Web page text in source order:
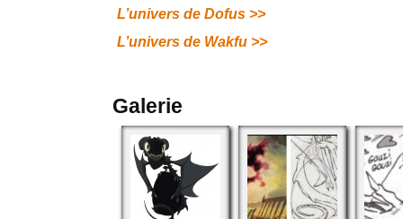
L’univers de Dofus >>
L’univers de Wakfu >>
Galerie